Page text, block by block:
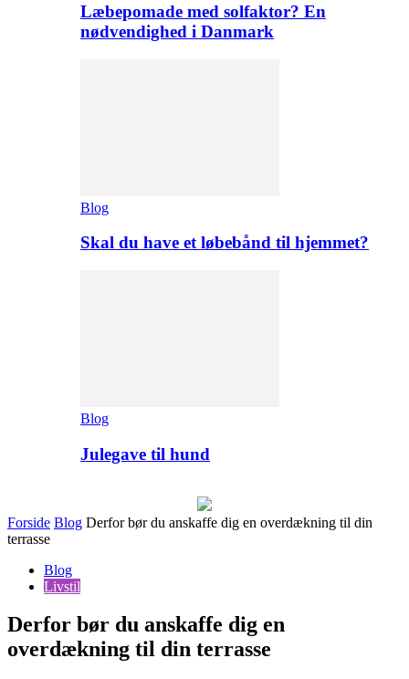
Læbepomade med solfaktor? En
nødvendighed i Danmark
Blog
Skal du have et løbebånd til hjemmet?
Blog
Julegave til hund
Forside Blog Derfor bør du anskaffe dig en overdækning til din
terrasse
Blog
Livstil
Derfor bør du anskaffe dig en
overdækning til din terrasse